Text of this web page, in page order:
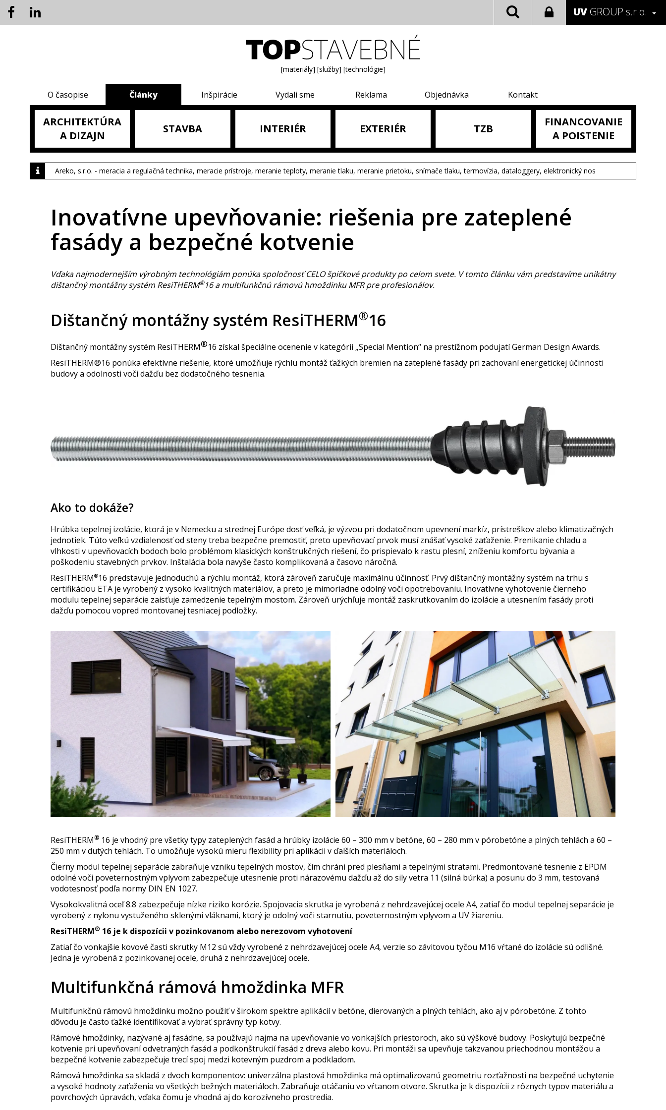
UV GROUP s.r.o.
[materiály] [služby] [technológie]
O časopise Články Inšpirácie Vydali sme Reklama Objednávka Kontakt
ARCHITEKTÚRA
A DIZAJN
STAVBA INTERIÉR EXTERIÉR TZB
FINANCOVANIE
A POISTENIE
Areko, s.r.o. - meracia a regulačná technika, meracie prístroje, meranie teploty, meranie tlaku, meranie prietoku, snímače tlaku, termovízia, dataloggery, elektronický nos
Inovatívne upevňovanie: riešenia pre zateplené
fasády a bezpečné kotvenie
Vďaka najmodernejším výrobným technológiám ponúka spoločnosť CELO špičkové produkty po celom svete. V tomto článku vám predstavíme unikátny
dištančný montážny systém ResiTHERM®16 a multifunkčnú rámovú hmoždinku MFR pre profesionálov.
Dištančný montážny systém ResiTHERM®16
Dištančný montážny systém ResiTHERM®16 získal špeciálne ocenenie v kategórii „Special Mention“ na prestížnom podujatí German Design Awards.
ResiTHERM®16 ponúka efektívne riešenie, ktoré umožňuje rýchlu montáž ťažkých bremien na zateplené fasády pri zachovaní energetickej účinnosti
budovy a odolnosti voči dažďu bez dodatočného tesnenia.
Ako to dokáže?
Hrúbka tepelnej izolácie, ktorá je v Nemecku a strednej Európe dosť veľká, je výzvou pri dodatočnom upevnení markíz, prístreškov alebo klimatizačných
jednotiek. Túto veľkú vzdialenosť od steny treba bezpečne premostiť, preto upevňovací prvok musí znášať vysoké zaťaženie. Prenikanie chladu a
vlhkosti v upevňovacích bodoch bolo problémom klasických konštrukčných riešení, čo prispievalo k rastu plesní, zníženiu komfortu bývania a
poškodeniu stavebných prvkov. Inštalácia bola navyše často komplikovaná a časovo náročná.
ResiTHERM®16 predstavuje jednoduchú a rýchlu montáž, ktorá zároveň zaručuje maximálnu účinnosť. Prvý dištančný montážny systém na trhu s
certifikáciou ETA je vyrobený z vysoko kvalitných materiálov, a preto je mimoriadne odolný voči opotrebovaniu. Inovatívne vyhotovenie čierneho
modulu tepelnej separácie zaisťuje zamedzenie tepelným mostom. Zároveň urýchľuje montáž zaskrutkovaním do izolácie a utesnením fasády proti
dažďu pomocou vopred montovanej tesniacej podložky.
ResiTHERM® 16 je vhodný pre všetky typy zateplených fasád a hrúbky izolácie 60 – 300 mm v betóne, 60 – 280 mm v pórobetóne a plných tehlách a 60 –
250 mm v dutých tehlách. To umožňuje vysokú mieru flexibility pri aplikácii v ďalších materiáloch.
Čierny modul tepelnej separácie zabraňuje vzniku tepelných mostov, čím chráni pred plesňami a tepelnými stratami. Predmontované tesnenie z EPDM
odolné voči poveternostným vplyvom zabezpečuje utesnenie proti nárazovému dažďu až do sily vetra 11 (silná búrka) a posunu do 3 mm, testovaná
vodotesnosť podľa normy DIN EN 1027.
Vysokokvalitná oceľ 8.8 zabezpečuje nízke riziko korózie. Spojovacia skrutka je vyrobená z nehrdzavejúcej ocele A4, zatiaľ čo modul tepelnej separácie je
vyrobený z nylonu vystuženého sklenými vláknami, ktorý je odolný voči starnutiu, poveternostným vplyvom a UV žiareniu.
ResiTHERM® 16 je k dispozícii v pozinkovanom alebo nerezovom vyhotovení
Zatiaľ čo vonkajšie kovové časti skrutky M12 sú vždy vyrobené z nehrdzavejúcej ocele A4, verzie so závitovou tyčou M16 vŕtané do izolácie sú odlišné.
Jedna je vyrobená z pozinkovanej ocele, druhá z nehrdzavejúcej ocele.
Multifunkčná rámová hmoždinka MFR
Multifunkčnú rámovú hmoždinku možno použiť v širokom spektre aplikácií v betóne, dierovaných a plných tehlách, ako aj v pórobetóne. Z tohto
dôvodu je často ťažké identifikovať a vybrať správny typ kotvy.
Rámové hmoždinky, nazývané aj fasádne, sa používajú najmä na upevňovanie vo vonkajších priestoroch, ako sú výškové budovy. Poskytujú bezpečné
kotvenie pri upevňovaní odvetraných fasád a podkonštrukcií fasád z dreva alebo kovu. Pri montáži sa upevňuje takzvanou priechodnou montážou a
bezpečné kotvenie zabezpečuje trecí spoj medzi kotevným puzdrom a podkladom.
Rámová hmoždinka sa skladá z dvoch komponentov: univerzálna plastová hmoždinka má optimalizovanú geometriu rozťažnosti na bezpečné uchytenie
a vysoké hodnoty zaťaženia vo všetkých bežných materiáloch. Zabraňuje otáčaniu vo vŕtanom otvore. Skrutka je k dispozícii z rôznych typov materiálu a
povrchových úpravách, vďaka čomu je vhodná aj do korozívneho prostredia.